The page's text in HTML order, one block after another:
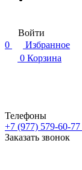
Войти
0
Избранное
0 Корзина
Телефоны
+7 (977) 579-60-77
Заказать звонок